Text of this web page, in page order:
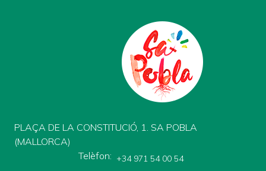
PLAÇA DE LA CONSTITUCIÓ, 1. SA POBLA
(MALLORCA)
Telèfon
+34 971 54 00 54